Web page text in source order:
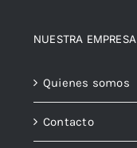
NUESTRA EMPRESA
Quienes somos
Contacto